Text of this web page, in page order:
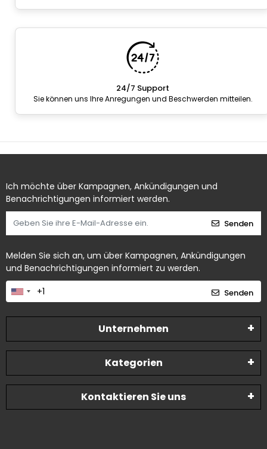
24/7 Support
Sie können uns Ihre Anregungen und Beschwerden mitteilen.
Ich möchte über Kampagnen, Ankündigungen und
Benachrichtigungen informiert werden.
Senden
Melden Sie sich an, um über Kampagnen, Ankündigungen
und Benachrichtigungen informiert zu werden.
Senden
Unternehmen
Kategorien
Kontaktieren Sie uns